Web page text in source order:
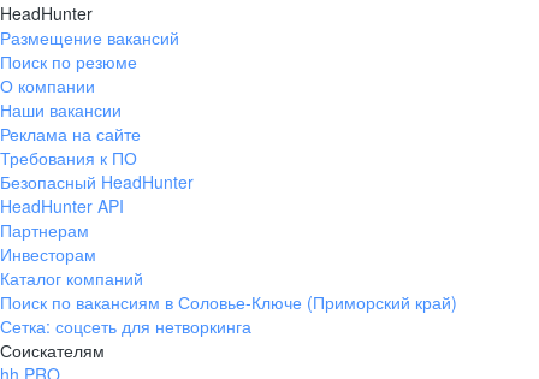
HeadHunter
Размещение вакансий
Поиск по резюме
О компании
Наши вакансии
Реклама на сайте
Требования к ПО
Безопасный HeadHunter
HeadHunter API
Партнерам
Инвесторам
Каталог компаний
Поиск по вакансиям в Соловье-Ключе (Приморский край)
Сетка: соцсеть для нетворкинга
Соискателям
hh PRO